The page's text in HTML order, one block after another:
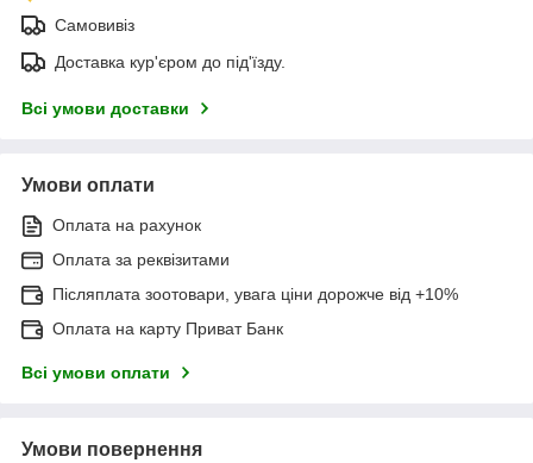
Самовивіз
Доставка кур'єром до під'їзду.
Всі умови доставки
Умови оплати
Оплата на рахунок
Оплата за реквізитами
Післяплата зоотовари, увага ціни дорожче від +10%
Оплата на карту Приват Банк
Всі умови оплати
Умови повернення